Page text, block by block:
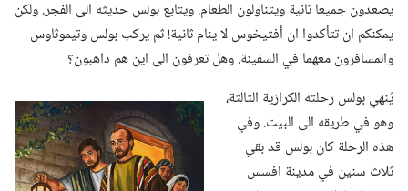
يصعدون جميعا ثانية ويتناولون الطعام.‏ ويتابع بولس حديثه الى الفجر.‏ ولكن
يمكنكم ان تتأكدوا ان أفتيخوس لا ينام ثانية!‏ ثم يركب بولس وتيموثاوس
والمسافرون معهما في السفينة.‏ وهل تعرفون الى اين هم ذاهبون؟‏
يُنهي بولس رحلته الكرازية الثالثة،‏
وهو في طريقه الى البيت.‏ وفي
هذه الرحلة كان بولس قد بقي
ثلاث سنين في مدينة افسس